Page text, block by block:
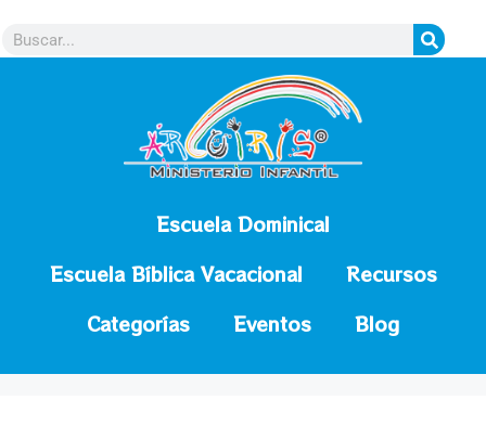
Escuela Dominical
Escuela Bíblica Vacacional
Recursos
Categorías
Eventos Blog